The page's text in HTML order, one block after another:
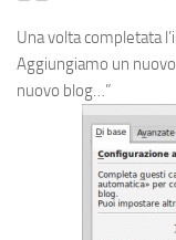
Una volta completata
Aggiungiamo un
nuovo blog…”